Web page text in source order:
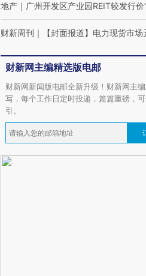
地产 ｜ 广州开发区产业园REIT较发行价
财新周刊 ｜ 【封面报道】电力现货市
财新网主编精选版电邮
财新网新闻版电邮全新升级！财新网主
写，每个工作日定时投递，篇篇重磅，
引。